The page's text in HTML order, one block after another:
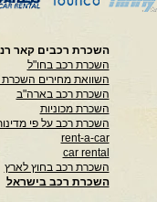
נהיגה ביוון:
ביוון נוהגים בצד ימין.
גיל 10 חייבים לשבת מאחור, וחובה לחגור חגורת בטיחות בכל המושבים.
לאזורים בנויים ומהירות של 50
שירות חירום
210 606 8800;
services can be
השכרת רכבים קאר
השכרת רכב בחו"ל
השוואת מחירים השכרת
השכרת רכב בארה"ב
השכרת מכוניות
השכרת רכב על פי
rent-a-car
car rental
השכרת רכב בחוץ לארץ
השכרת רכב בישראל